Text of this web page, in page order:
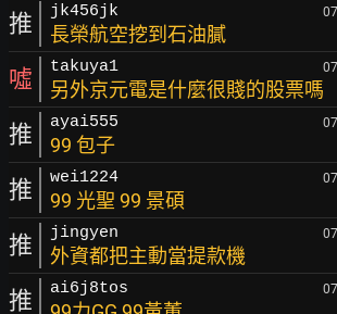
推 jk456jk
長榮航空挖到石油膩
噓 takuya1
另外京元電是什麼很賤的股票嗎
推 ayai555
99 包子
推 wei1224
99 光聖 99 景碩
推 jingyen
外資都把主動當提款機
推 ai6j8tos